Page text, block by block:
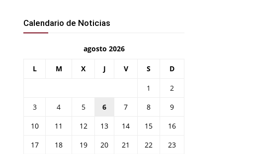
Calendario de Noticias
agosto 2026
L M X J V S D
1
2
3
4 5 6 7 8
9
10
11 12 13 14 15
16
17
18 19 20 21 22
23